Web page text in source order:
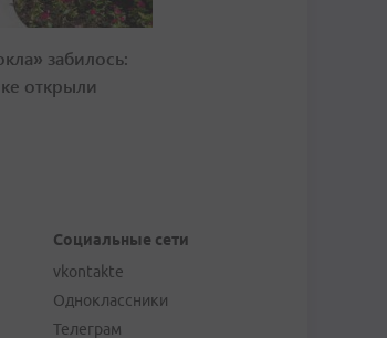
забилось:
открыли
Социальные сети
vkontakte
Одноклассники
Телеграм